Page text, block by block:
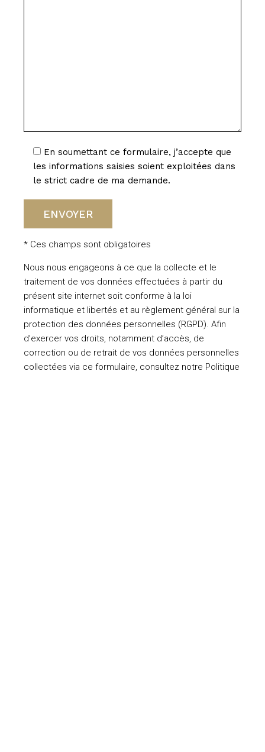
En soumettant ce formulaire, j’accepte que
les informations saisies soient exploitées dans
le strict cadre de ma demande.
* Ces champs sont obligatoires
Nous nous engageons à ce que la collecte et le
traitement de vos données effectuées à partir du
présent site internet soit conforme à la loi
informatique et libertés et au règlement général sur la
protection des données personnelles (RGPD). Afin
d’exercer vos droits, notamment d’accès, de
correction ou de retrait de vos données personnelles
collectées via ce formulaire, consultez notre Politique